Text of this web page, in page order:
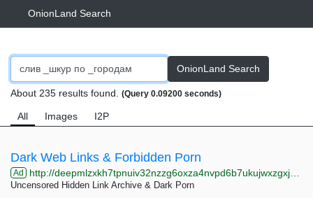
OnionLand Search
OnionLand Search
About 235 results found. (Query 0.09200 seconds)
All Images I2P
Dark Web Links & Forbidden Porn
Ad http://deepmlzxkh7tpnuiv32nzzg6oxza4nvpd6b7ukujwxzgxj2f33johuqd.onion
Uncensored Hidden Link Archive & Dark Porn